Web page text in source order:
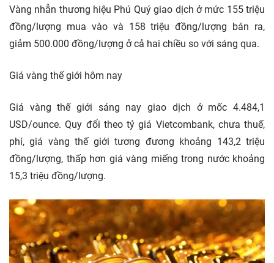
Vàng nhẫn thương hiệu Phú Quý giao dịch ở mức 155 triệu
đồng/lượng mua vào và 158 triệu đồng/lượng bán ra,
giảm 500.000 đồng/lượng ở cả hai chiều so với sáng qua.
Giá vàng thế giới hôm nay
Giá vàng thế giới sáng nay giao dịch ở mốc 4.484,1
USD/ounce. Quy đổi theo tỷ giá Vietcombank, chưa thuế,
phí, giá vàng thế giới tương đương khoảng 143,2 triệu
đồng/lượng, thấp hơn giá vàng miếng trong nước khoảng
15,3 triệu đồng/lượng.